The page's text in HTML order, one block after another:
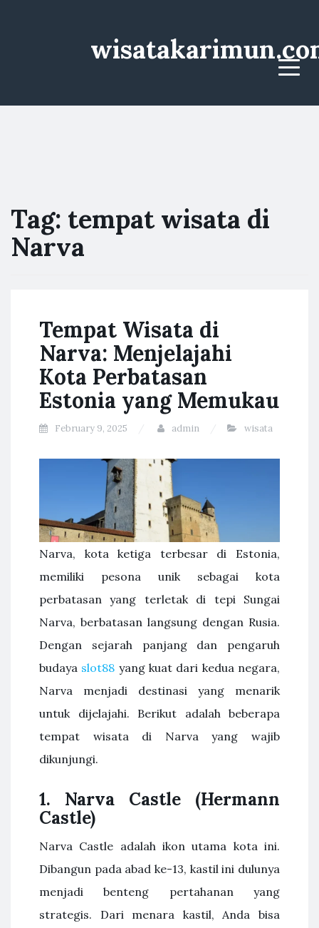
Menu
Tag: tempat wisata di
Narva
Tempat Wisata di
Narva: Menjelajahi
Kota Perbatasan
Estonia yang Memukau
February 9, 2025 admin wisata
Narva, kota ketiga terbesar di Estonia,
memiliki pesona unik sebagai kota
perbatasan yang terletak di tepi Sungai
Narva, berbatasan langsung dengan Rusia.
Dengan sejarah panjang dan pengaruh
budaya slot88 yang kuat dari kedua negara,
Narva menjadi destinasi yang menarik
untuk dijelajahi. Berikut adalah beberapa
tempat wisata di Narva yang wajib
dikunjungi.
1. Narva Castle (Hermann
Castle)
Narva Castle adalah ikon utama kota ini.
Dibangun pada abad ke-13, kastil ini dulunya
menjadi benteng pertahanan yang
strategis. Dari menara kastil, Anda bisa